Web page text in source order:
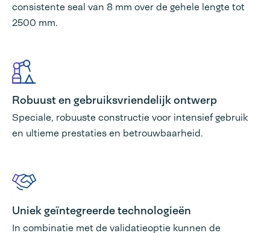
consistente seal van 8 mm over de gehele lengte tot
2500 mm.
Robuust en gebruiksvriendelijk ontwerp
Speciale, robuuste constructie voor intensief gebruik
en ultieme prestaties en betrouwbaarheid.
Uniek geïntegreerde technologieën
In combinatie met de validatieoptie kunnen de